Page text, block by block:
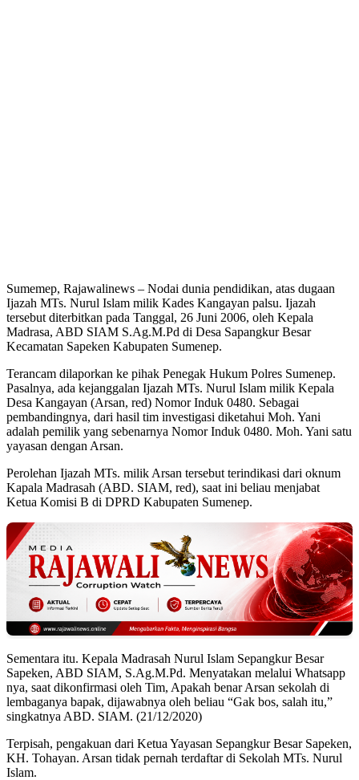
Sumemep, Rajawalinews – Nodai dunia pendidikan, atas dugaan
Ijazah MTs. Nurul Islam milik Kades Kangayan palsu. Ijazah
tersebut diterbitkan pada Tanggal, 26 Juni 2006, oleh Kepala
Madrasa, ABD SIAM S.Ag.M.Pd di Desa Sapangkur Besar
Kecamatan Sapeken Kabupaten Sumenep.
Terancam dilaporkan ke pihak Penegak Hukum Polres Sumenep.
Pasalnya, ada kejanggalan Ijazah MTs. Nurul Islam milik Kepala
Desa Kangayan (Arsan, red) Nomor Induk 0480. Sebagai
pembandingnya, dari hasil tim investigasi diketahui Moh. Yani
adalah pemilik yang sebenarnya Nomor Induk 0480. Moh. Yani satu
yayasan dengan Arsan.
Perolehan Ijazah MTs. milik Arsan tersebut terindikasi dari oknum
Kapala Madrasah (ABD. SIAM, red), saat ini beliau menjabat
Ketua Komisi B di DPRD Kabupaten Sumenep.
Sementara itu. Kepala Madrasah Nurul Islam Sepangkur Besar
Sapeken, ABD SIAM, S.Ag.M.Pd. Menyatakan melalui Whatsapp
nya, saat dikonfirmasi oleh Tim, Apakah benar Arsan sekolah di
lembaganya bapak, dijawabnya oleh beliau “Gak bos, salah itu,”
singkatnya ABD. SIAM. (21/12/2020)
Terpisah, pengakuan dari Ketua Yayasan Sepangkur Besar Sapeken,
KH. Tohayan. Arsan tidak pernah terdaftar di Sekolah MTs. Nurul
Islam.